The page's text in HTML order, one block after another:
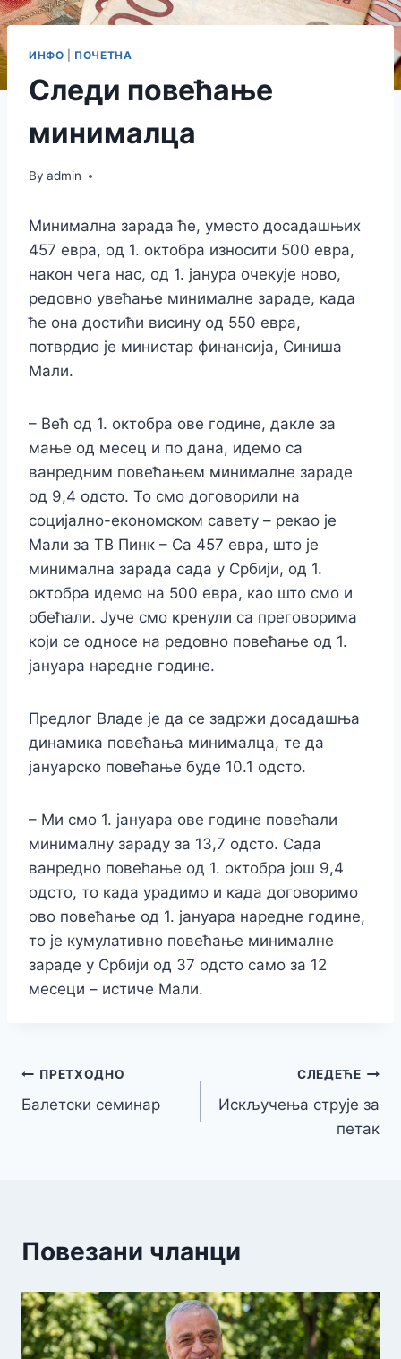
ИНФО ПОЧЕТНА
Следи повећање
минималца
By admin
Минимална зарада ће, уместо досадашњих
457 евра, од 1. октобра износити 500 евра,
након чега нас, од 1. јанура очекује ново,
редовно увећање минималне зараде, када
ће она достићи висину од 550 евра,
потврдио је министар финансија, Синиша
Мали.
– Већ од 1. октобра ове године, дакле за
мање од месец и по дана, идемо са
ванредним повећањем минималне зараде
од 9,4 одсто. То смо договорили на
социјално-економском савету – рекао је
Мали за ТВ Пинк – Са 457 евра, што је
минимална зарада сада у Србији, од 1.
октобра идемо на 500 евра, као што смо и
обећали. Јуче смо кренули са преговорима
који се односе на редовно повећање од 1.
јануара наредне године.
Предлог Владе је да се задржи досадашња
динамика повећања минималца, те да
јануарско повећање буде 10.1 одсто.
– Ми смо 1. јануара ове године повећали
минималну зараду за 13,7 одсто. Сада
ванредно повећање од 1. октобра још 9,4
одсто, то када урадимо и када договоримо
ово повећање од 1. јануара наредне године,
то је кумулативно повећање минималне
зараде у Србији од 37 одсто само за 12
месеци – истиче Мали.
Кретање
чланка
ПРЕТХОДНО
Балетски семинар
СЛЕДЕЋЕ
Искључења струје за
петак
Повезани чланци